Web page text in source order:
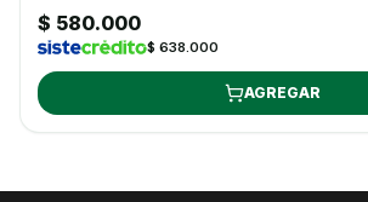
$ 580.000
$ 638.000
AGREGAR